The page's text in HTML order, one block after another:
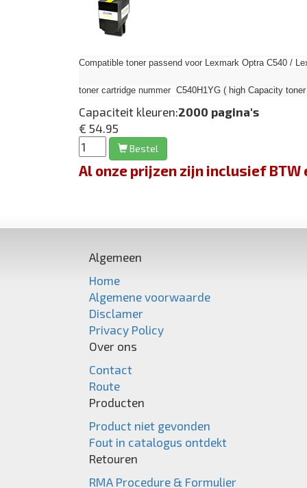
Compatible toner passend voor Lexmark Optra C540 /
toner cartridge nummer C540H1YG ( high Capacity
Capaciteit kleuren:2000 pagina's
€ 54.95
Bestel
Al onze prijzen zijn inclusief
Algemeen
Home
Algemene voorwaarde
Disclamer
Privacy Policy
Over ons
Contact
Route
Producten
Product niet gevonden
Fout in catalogus ontdekt
Retouren
RMA Procedure & Formulier